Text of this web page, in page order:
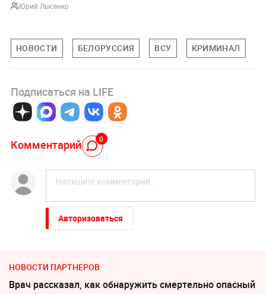
Юрий Лысенко
НОВОСТИ БЕЛОРУССИЯ ВСУ КРИМИНАЛ
Подписаться на LIFE
Комментарий 0
Авторизоваться
НОВОСТИ ПАРТНЕРОВ
Врач рассказал, как обнаружить смертельно опасный